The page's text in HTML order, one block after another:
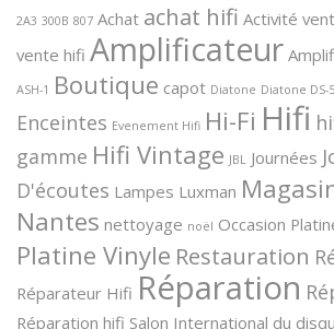
2A3 300B 807 Achat achat hifi Activité
vente hifi Amplificateur
ASH-1 Boutique capot Diatone Diatone DS-
Enceintes Evenement Hifi Hi-Fi Hifi
gamme Hifi Vintage JBL Journées
D'écoutes Lampes Luxman
Nantes nettoyage noël Occasion
Platine Vinyle Restauration
Réparateur Hifi Réparation
Réparation hifi Salon International du